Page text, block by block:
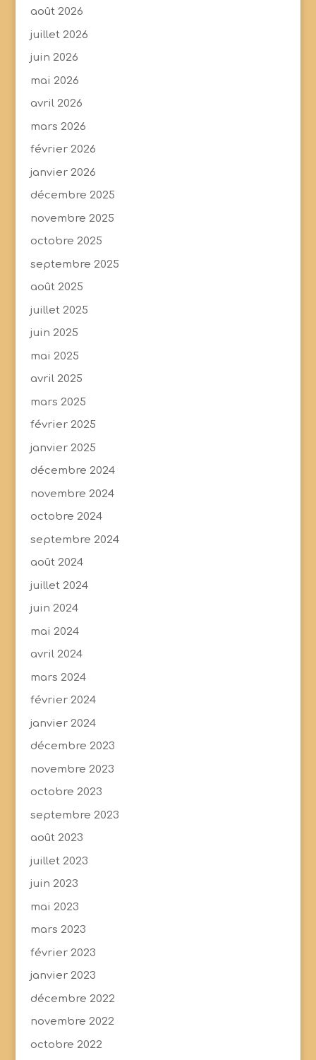
août 2026
juillet 2026
juin 2026
mai 2026
avril 2026
mars 2026
février 2026
janvier 2026
décembre 2025
novembre 2025
octobre 2025
septembre 2025
août 2025
juillet 2025
juin 2025
mai 2025
avril 2025
mars 2025
février 2025
janvier 2025
décembre 2024
novembre 2024
octobre 2024
septembre 2024
août 2024
juillet 2024
juin 2024
mai 2024
avril 2024
mars 2024
février 2024
janvier 2024
décembre 2023
novembre 2023
octobre 2023
septembre 2023
août 2023
juillet 2023
juin 2023
mai 2023
mars 2023
février 2023
janvier 2023
décembre 2022
novembre 2022
octobre 2022